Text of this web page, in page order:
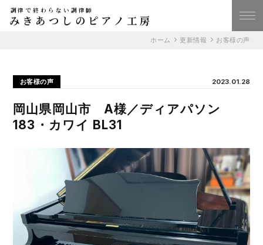
調律で終わらない調律師
みきあつしのピアノ工房
ホーム 更新情報 お客様の声
お客様の声 2023.01.28
岡山県岡山市 A様／ディアパソン
183・カワイ BL31